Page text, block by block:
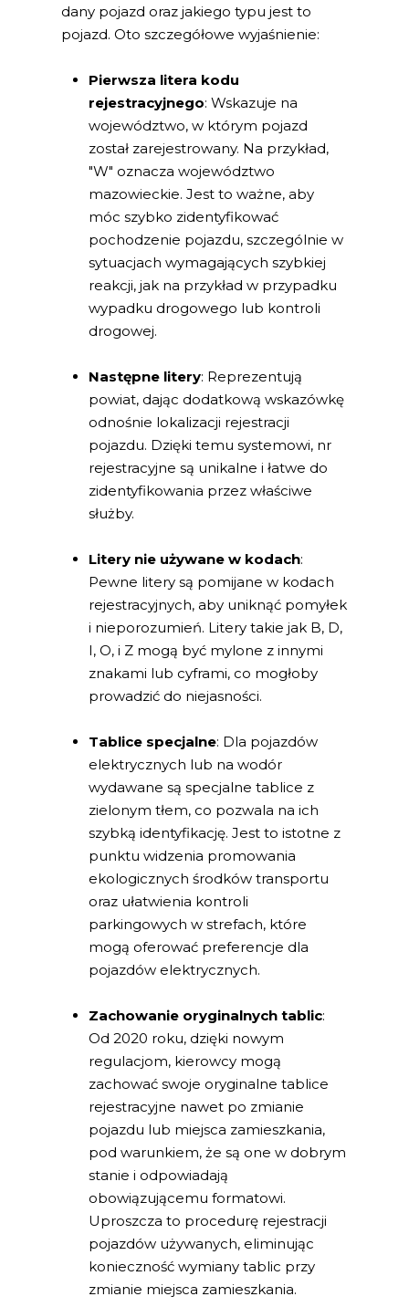
dany pojazd oraz jakiego typu jest to
pojazd. Oto szczegółowe wyjaśnienie:
Pierwsza litera kodu
rejestracyjnego: Wskazuje na
województwo, w którym pojazd
został zarejestrowany. Na przykład,
"W" oznacza województwo
mazowieckie. Jest to ważne, aby
móc szybko zidentyfikować
pochodzenie pojazdu, szczególnie w
sytuacjach wymagających szybkiej
reakcji, jak na przykład w przypadku
wypadku drogowego lub kontroli
drogowej.
Następne litery: Reprezentują
powiat, dając dodatkową wskazówkę
odnośnie lokalizacji rejestracji
pojazdu. Dzięki temu systemowi, nr
rejestracyjne są unikalne i łatwe do
zidentyfikowania przez właściwe
służby.
Litery nie używane w kodach:
Pewne litery są pomijane w kodach
rejestracyjnych, aby uniknąć pomyłek
i nieporozumień. Litery takie jak B, D,
I, O, i Z mogą być mylone z innymi
znakami lub cyframi, co mogłoby
prowadzić do niejasności.
Tablice specjalne: Dla pojazdów
elektrycznych lub na wodór
wydawane są specjalne tablice z
zielonym tłem, co pozwala na ich
szybką identyfikację. Jest to istotne z
punktu widzenia promowania
ekologicznych środków transportu
oraz ułatwienia kontroli
parkingowych w strefach, które
mogą oferować preferencje dla
pojazdów elektrycznych.
Zachowanie oryginalnych tablic:
Od 2020 roku, dzięki nowym
regulacjom, kierowcy mogą
zachować swoje oryginalne tablice
rejestracyjne nawet po zmianie
pojazdu lub miejsca zamieszkania,
pod warunkiem, że są one w dobrym
stanie i odpowiadają
obowiązującemu formatowi.
Uproszcza to procedurę rejestracji
pojazdów używanych, eliminując
konieczność wymiany tablic przy
zmianie miejsca zamieszkania.